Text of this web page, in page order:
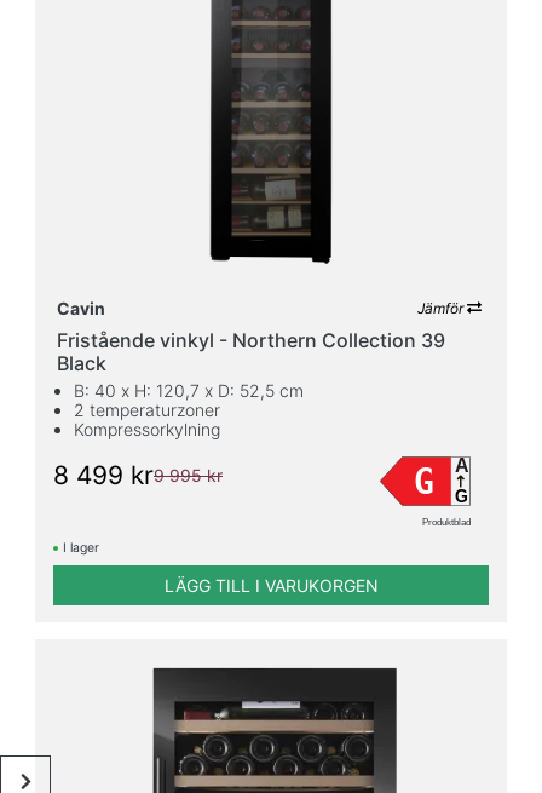
Cavin Jämför
Fristående vinkyl - Northern Collection 39
Black
B: 40 x H: 120,7 x D: 52,5 cm
2 temperaturzoner
Kompressorkylning
8 499 kr9 995 kr G A
G
Produktblad
I lager
LÄGG TILL I VARUKORGEN